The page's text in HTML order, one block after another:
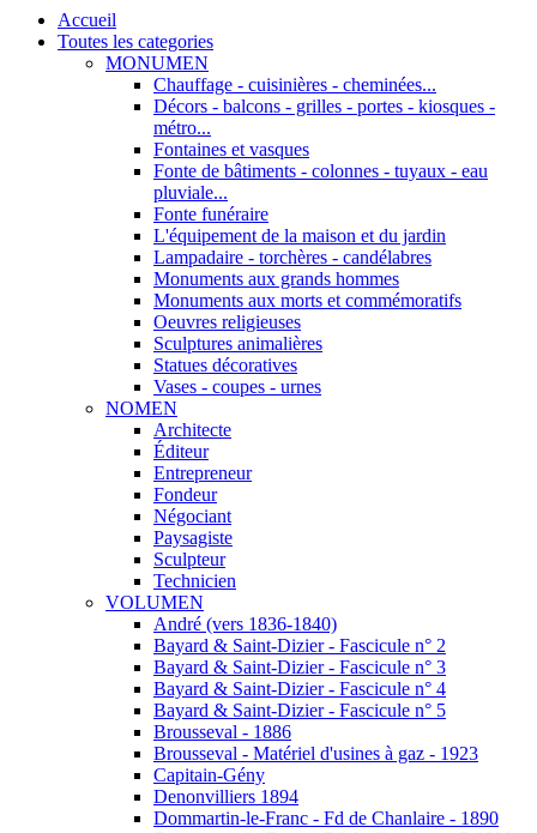
Accueil
Toutes les categories
MONUMEN
Chauffage - cuisinières - cheminées...
Décors - balcons - grilles - portes - kiosques -
métro...
Fontaines et vasques
Fonte de bâtiments - colonnes - tuyaux - eau
pluviale...
Fonte funéraire
L'équipement de la maison et du jardin
Lampadaire - torchères - candélabres
Monuments aux grands hommes
Monuments aux morts et commémoratifs
Oeuvres religieuses
Sculptures animalières
Statues décoratives
Vases - coupes - urnes
NOMEN
Architecte
Éditeur
Entrepreneur
Fondeur
Négociant
Paysagiste
Sculpteur
Technicien
VOLUMEN
André (vers 1836-1840)
Bayard & Saint-Dizier - Fascicule n° 2
Bayard & Saint-Dizier - Fascicule n° 3
Bayard & Saint-Dizier - Fascicule n° 4
Bayard & Saint-Dizier - Fascicule n° 5
Brousseval - 1886
Brousseval - Matériel d'usines à gaz - 1923
Capitain-Gény
Denonvilliers 1894
Dommartin-le-Franc - Fd de Chanlaire - 1890